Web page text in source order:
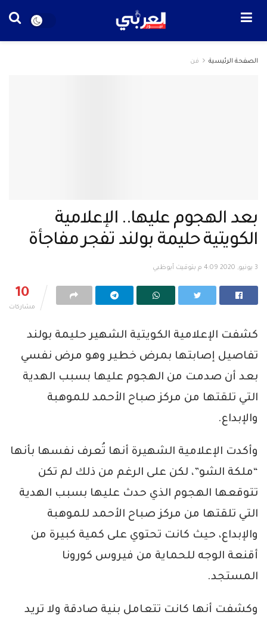
الصفحة الرئيسية فن
بعد الهجوم عليها.. الإعلامية
الكويتية حليمة بولند تفجر مفاجأة
3 يونيو, 2020 4:09 م بتوقيت أبوظبي
10
مشاركات
كشفت الإعلامية الكويتية الشهير حليمة بولند
تفاصيل إصابتها بمرض خطير وهو مرض نفسي
بعد أن صدمت من الهجوم عليها بسبب الهدية
التي تلقتها من مركز صباح الأحمد للموهبة
والإبداع.
وأكدت الإعلامية الشهيرة أنها تُعرف نفسها بأنها
“ملكة الشو”، لكن على الرغم من ذلك لم تكن
تتوقعها الهجوم الذي حدث عليها بسبب الهدية
التي تلقتها من مركز صباح الأحمد للموهبة
والإبداع، حيث كانت تحتوي على كمية كبيرة من
أقنعة الوجه للحماية من فيروس كورونا
المستجد.
وكشفت أنها كانت تتعامل بنية صادقة ولا تريد